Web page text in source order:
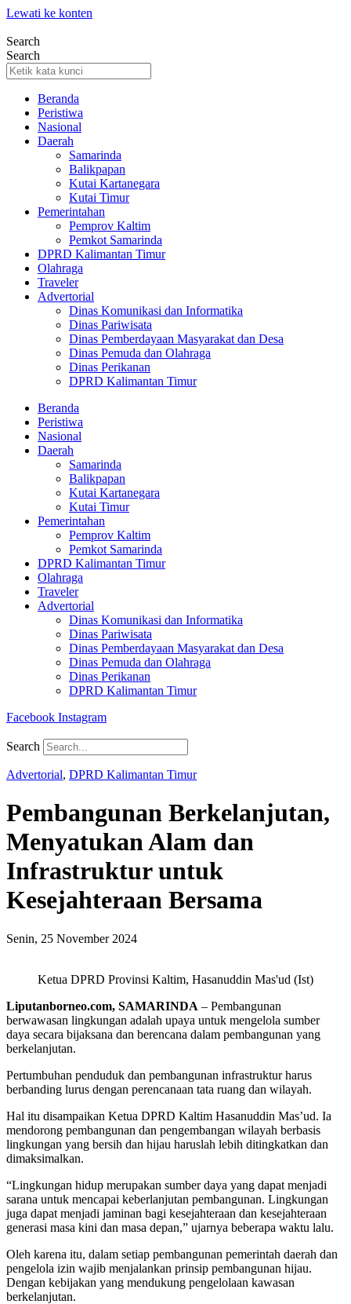
Lewati ke konten
Search
Search
Beranda
Peristiwa
Nasional
Daerah
Samarinda
Balikpapan
Kutai Kartanegara
Kutai Timur
Pemerintahan
Pemprov Kaltim
Pemkot Samarinda
DPRD Kalimantan Timur
Olahraga
Traveler
Advertorial
Dinas Komunikasi dan Informatika
Dinas Pariwisata
Dinas Pemberdayaan Masyarakat dan Desa
Dinas Pemuda dan Olahraga
Dinas Perikanan
DPRD Kalimantan Timur
Beranda
Peristiwa
Nasional
Daerah
Samarinda
Balikpapan
Kutai Kartanegara
Kutai Timur
Pemerintahan
Pemprov Kaltim
Pemkot Samarinda
DPRD Kalimantan Timur
Olahraga
Traveler
Advertorial
Dinas Komunikasi dan Informatika
Dinas Pariwisata
Dinas Pemberdayaan Masyarakat dan Desa
Dinas Pemuda dan Olahraga
Dinas Perikanan
DPRD Kalimantan Timur
Facebook Instagram
Search
Advertorial, DPRD Kalimantan Timur
Pembangunan Berkelanjutan,
Menyatukan Alam dan
Infrastruktur untuk
Kesejahteraan Bersama
Senin, 25 November 2024
Ketua DPRD Provinsi Kaltim, Hasanuddin Mas'ud (Ist)
Liputanborneo.com, SAMARINDA – Pembangunan
berwawasan lingkungan adalah upaya untuk mengelola sumber
daya secara bijaksana dan berencana dalam pembangunan yang
berkelanjutan.
Pertumbuhan penduduk dan pembangunan infrastruktur harus
berbanding lurus dengan perencanaan tata ruang dan wilayah.
Hal itu disampaikan Ketua DPRD Kaltim Hasanuddin Mas’ud. Ia
mendorong pembangunan dan pengembangan wilayah berbasis
lingkungan yang bersih dan hijau haruslah lebih ditingkatkan dan
dimaksimalkan.
“Lingkungan hidup merupakan sumber daya yang dapat menjadi
sarana untuk mencapai keberlanjutan pembangunan. Lingkungan
juga dapat menjadi jaminan bagi kesejahteraan dan kesejahteraan
generasi masa kini dan masa depan,” ujarnya beberapa waktu lalu.
Oleh karena itu, dalam setiap pembangunan pemerintah daerah dan
pengelola izin wajib menjalankan prinsip pembangunan hijau.
Dengan kebijakan yang mendukung pengelolaan kawasan
berkelanjutan.